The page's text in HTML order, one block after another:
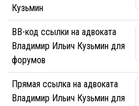
Кузьмин
BB-код ссылки на адвоката
Владимир Ильич Кузьмин для
форумов
Прямая ссылка на адвоката
Владимир Ильич Кузьмин для